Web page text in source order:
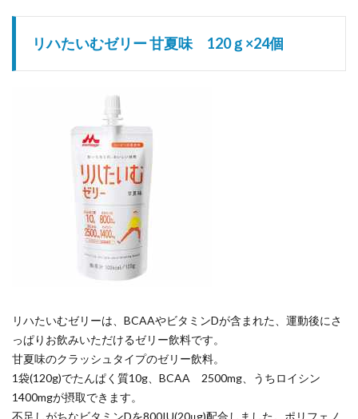
リハたいむゼリー 甘夏味 120ｇ×24個
リハたいむゼリーは、BCAAやビタミンDが含まれた、運動後にさ
っぱりお飲みいただけるゼリー飲料です。
甘夏味のクラッシュタイプのゼリー飲料。
1袋(120g)でたんぱく質10g、BCAA 2500mg、うちロイシン
1400mgが摂取できます。
不足しがちなビタミンDを800IU(20μg)配合しました。ポリフェノ